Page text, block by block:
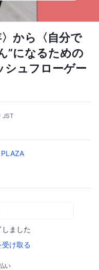
〉から〈自分で
”になるための
シュフローゲー
JST
ました
け取る
い